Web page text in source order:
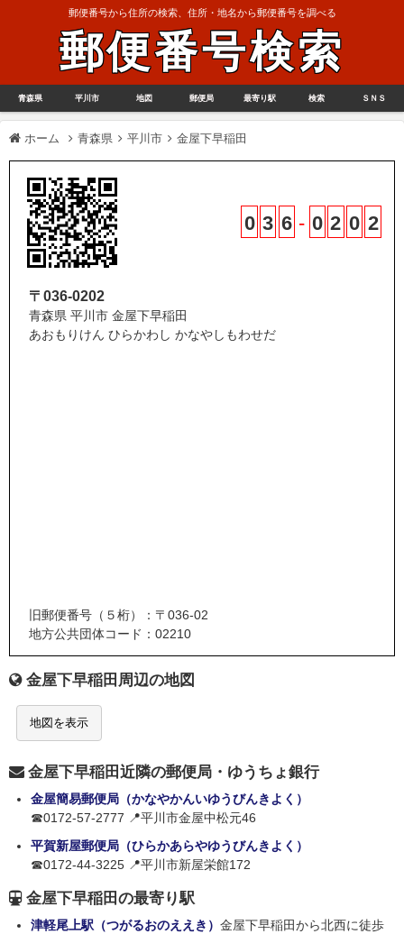
郵便番号から住所の検索、住所・地名から郵便番号を調べる
郵便番号検索
青森県 平川市 地図 郵便局 最寄り駅 検索 ＳＮＳ
ホーム 青森県 平川市 金屋下早稲田
0 3 6 - 0 2 0 2
〒036-0202
青森県 平川市 金屋下早稲田
あおもりけん ひらかわし かなやしもわせだ
旧郵便番号（５桁）：〒036-02
地方公共団体コード：02210
金屋下早稲田周辺の地図
地図を表示
金屋下早稲田近隣の郵便局・ゆうちょ銀行
金屋簡易郵便局（かなやかんいゆうびんきよく）
☎0172-57-2777 📍平川市金屋中松元46
平賀新屋郵便局（ひらかあらやゆうびんきよく）
☎0172-44-3225 📍平川市新屋栄館172
金屋下早稲田の最寄り駅
津軽尾上駅（つがるおのええき） 金屋下早稲田から北西に徒歩